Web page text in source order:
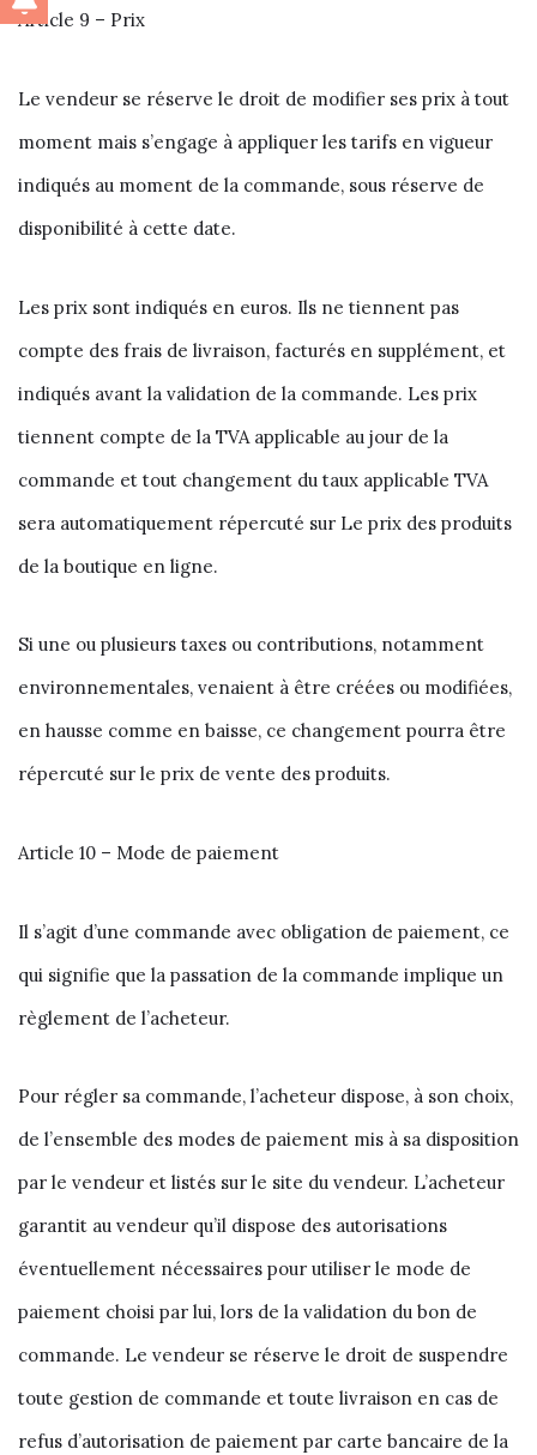
Article 9 – Prix
Le vendeur se réserve le droit de modifier ses prix à tout
moment mais s’engage à appliquer les tarifs en vigueur
indiqués au moment de la commande, sous réserve de
disponibilité à cette date.
Les prix sont indiqués en euros. Ils ne tiennent pas
compte des frais de livraison, facturés en supplément, et
indiqués avant la validation de la commande. Les prix
tiennent compte de la TVA applicable au jour de la
commande et tout changement du taux applicable TVA
sera automatiquement répercuté sur Le prix des produits
de la boutique en ligne.
Si une ou plusieurs taxes ou contributions, notamment
environnementales, venaient à être créées ou modifiées,
en hausse comme en baisse, ce changement pourra être
répercuté sur le prix de vente des produits.
Article 10 – Mode de paiement
Il s’agit d’une commande avec obligation de paiement, ce
qui signifie que la passation de la commande implique un
règlement de l’acheteur.
Pour régler sa commande, l’acheteur dispose, à son choix,
de l’ensemble des modes de paiement mis à sa disposition
par le vendeur et listés sur le site du vendeur. L’acheteur
garantit au vendeur qu’il dispose des autorisations
éventuellement nécessaires pour utiliser le mode de
paiement choisi par lui, lors de la validation du bon de
commande. Le vendeur se réserve le droit de suspendre
toute gestion de commande et toute livraison en cas de
refus d’autorisation de paiement par carte bancaire de la